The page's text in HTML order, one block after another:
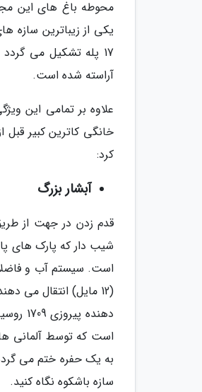
آراسته شده است.
علاوه بر تمامی این
خانگی کاترین کبیر قبل
کرد:
آبشار بزرگ
قدم زدن در جهت از
(12 مایل) انتقال می
است که توسط آلمانی
به یک حفره ختم می
سازه باشکوه نگاه کنید.